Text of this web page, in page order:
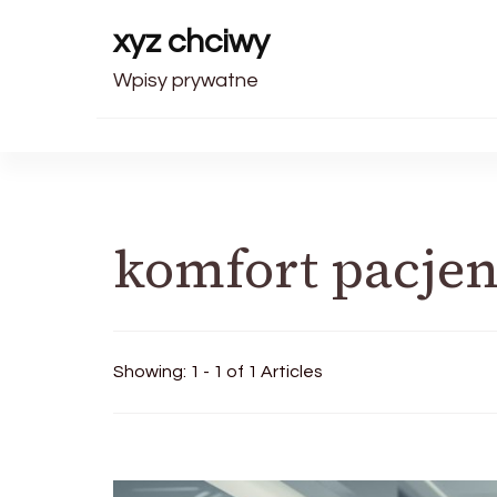
xyz chciwy
Wpisy prywatne
komfort
Showing: 1 - 1 of 1 Articles